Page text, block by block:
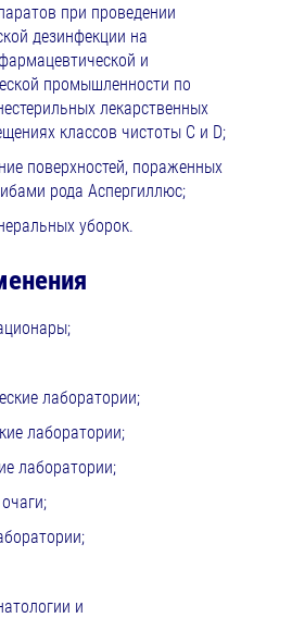
при проведении
дезинфекции на
и
промышленности по
лекарственных
классов чистоты C и D;
поверхностей, пораженных
рода Аспергиллюс;
уборок.
лаборатории;
лаборатории;
лаборатории;
и